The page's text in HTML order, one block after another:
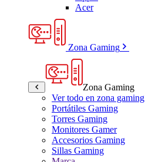
Acer
Zona Gaming
Zona Gaming
Ver todo en zona gaming
Portátiles Gaming
Torres Gaming
Monitores Gamer
Accesorios Gaming
Sillas Gaming